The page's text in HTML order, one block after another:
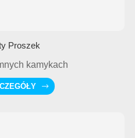
Proszek
kamykach